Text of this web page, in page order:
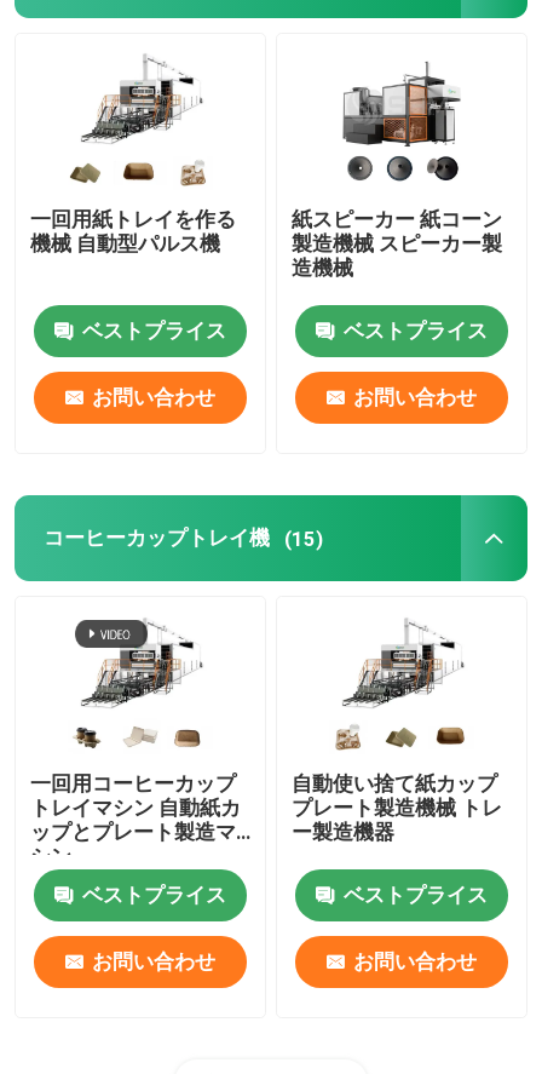
陶磁繊維の鋳造装置
鋳造工場 リザー・スリーブ 鋳造機器
一回用紙トレイを作る
機械 自動型パルス機
ベストプライス
お問い合わせ
紙スピーカー 紙コーン
製造機械 スピーカー製
造機械
ベストプライス
お問い合わせ
コーヒーカップトレイ機 (15)
一回用コーヒーカップ
トレイマシン 自動紙カ
ップとプレート製造マ
シン
ベストプライス
お問い合わせ
自動使い捨て紙カップ
プレート製造機械 トレ
ー製造機器
ベストプライス
お問い合わせ